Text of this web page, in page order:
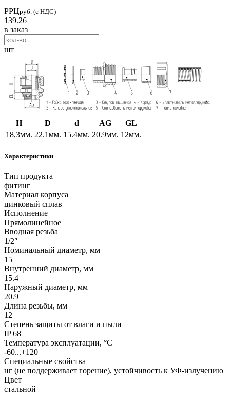
РРЦруб. (с НДС)
139.26
в заказ
шт
H D d AG
GL
18,3мм. 22.1мм. 15.4мм. 20.9мм. 12мм.
Характеристики
Тип продукта
фитинг
Материал корпуса
цинковый сплав
Исполнение
Прямолинейное
Вводная резьба
1/2″
Номинальный диаметр, мм
15
Внутренний диаметр, мм
15.4
Наружный диаметр, мм
20.9
Длина резьбы, мм
12
Степень защиты от влаги и пыли
IP 68
Температура эксплуатации, °С
-60...+120
Специальные свойства
нг (не поддерживает горение), устойчивость к УФ-излучению
Цвет
стальной